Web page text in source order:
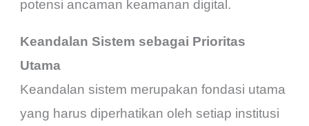
potensi ancaman keamanan digital.
Keandalan Sistem sebagai Prioritas
Utama
Keandalan sistem merupakan fondasi utama
yang harus diperhatikan oleh setiap institusi